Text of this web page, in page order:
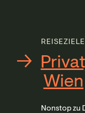
REISEZIELE
Wien
Nonstop zu